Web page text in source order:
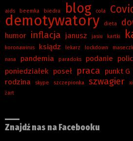
aids beemka biedra blog cola
demotywatory dieta
humor inflacja janusz jasiu kartki
koronawirus ksiądz lekarz lockdown
nasa pandemia paradoks podanie
poniedziałek poseł praca punkt G
rodzina skype szczepionka szwagier
żart
Znajdź nas na Facebooku